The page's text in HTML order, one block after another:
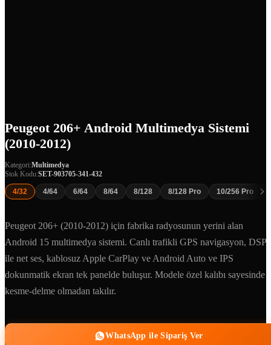
Peugeot 206+ Android Multimedya Sistemi
(2010-2012)
Kategori:Multimedya
Stok Kodu:SET-903705-341-432
4/32 4/64 6/64 8/64 8/128 8/128 Pro 10/256 Pro
Peugeot 206+ (2010-2012) için fabrika radyosunun yerini alan
Android 15 multimedya sistemi. Canlı trafikli GPS navigasyon, DSP
ile net ses, kablosuz Apple CarPlay ve Android Auto ve IPS
dokunmatik ekran tek panelde buluşur. Modele özel kalıbı sayesinde
kesme-delme olmadan takılır.
WhatsApp ile Sipariş Ver